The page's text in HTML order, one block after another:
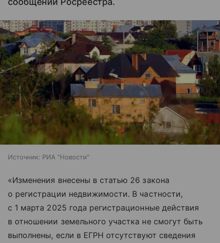
Источник: РИА "Новости"
«Изменения внесены в статью 26 закона
о регистрации недвижимости. В частности,
с 1 марта 2025 года регистрационные действия
в отношении земельного участка не смогут быть
выполнены, если в ЕГРН отсутствуют сведения